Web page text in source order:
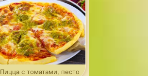
Пицца с томатами, песто